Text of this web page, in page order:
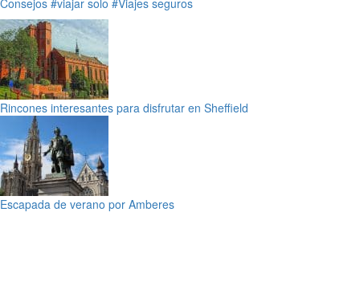
Rincones interesantes para disfrutar en Sheffield
Escapada de verano por Amberes